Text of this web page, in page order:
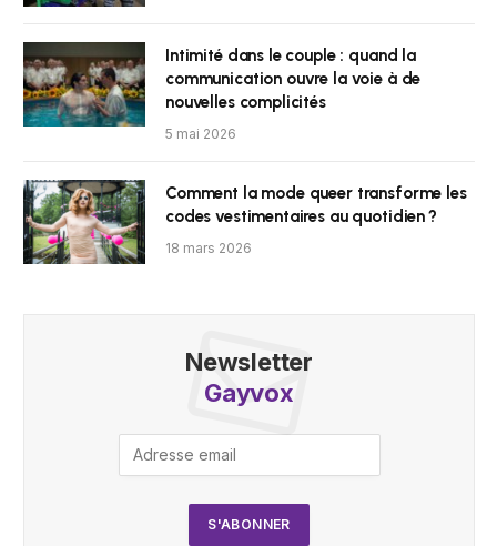
Intimité dans le couple : quand la
communication ouvre la voie à de
nouvelles complicités
5 mai 2026
Comment la mode queer transforme les
codes vestimentaires au quotidien ?
18 mars 2026
Newsletter
Gayvox